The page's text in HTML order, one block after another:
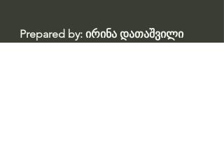
Prepared by: ირინა დათაშვილი